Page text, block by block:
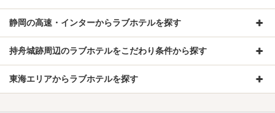
静岡の高速・インターからラブホテルを探す
持舟城跡周辺のラブホテルをこだわり条件から探す
東海エリアからラブホテルを探す